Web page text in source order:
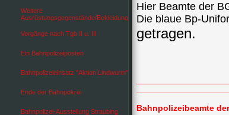
Weitere
Ausrüstungsgegenstände/Bekleidung
Vorgänge nach Tgb II u. III
Ein Bahnpolizeiposten
Bahnpolizeieinsatz "Aktion Lindwurm"
Ende der Bahnpolizei
Bahnpolizei-Ausstellung Straubing
Hier Beamte der
Die blaue Bp-
getragen.
Bahnpolizeibeamte